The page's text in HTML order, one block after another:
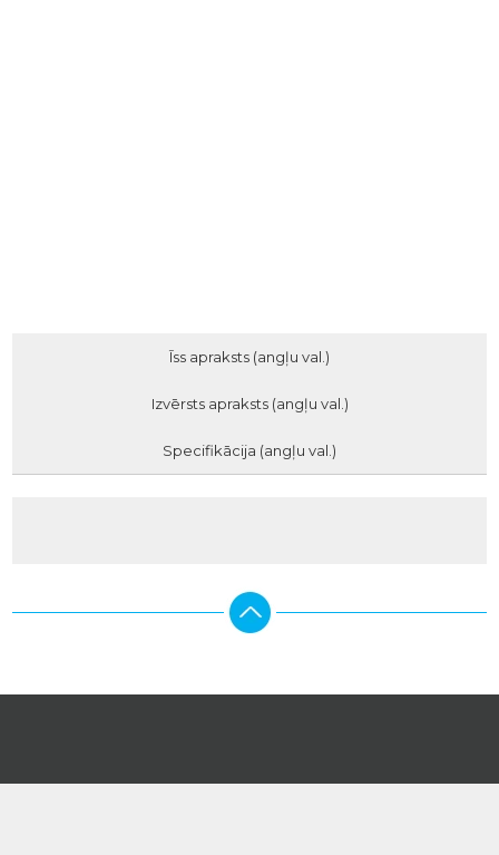
Īss apraksts (angļu val.)
Izvērsts apraksts (angļu val.)
Specifikācija (angļu val.)